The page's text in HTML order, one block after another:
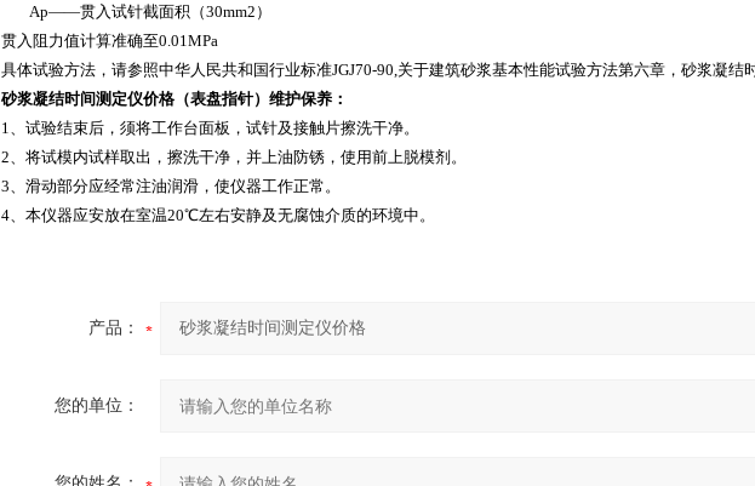
Ap——贯入试针截面积（30mm2）
贯入阻力值计算准确至0.01MPa
具体试验方法，请参照中华人民共和国行业标准JGJ70-90,关于建筑砂浆基本性能试验方法第六章，砂浆凝结
砂浆凝结时间测定仪价格 （表盘指针）维护保养：
1、试验结束后，须将工作台面板，试针及接触片擦洗干净。
2、将试模内试样取出，擦洗干净，并上油防锈，使用前上脱模剂。
3、滑动部分应经常注油润滑，使仪器工作正常。
4、本仪器应安放在室温20℃左右安静及无腐蚀介质的环境中。
产品：
您的单位：